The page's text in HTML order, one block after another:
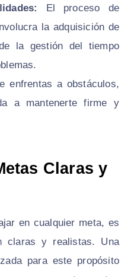
El proceso de
la adquisición de
la gestión del tiempo
enfrentas a obstáculos,
a mantenerte firme y
Claras y
en cualquier meta, es
claras y realistas. Una
para este propósito